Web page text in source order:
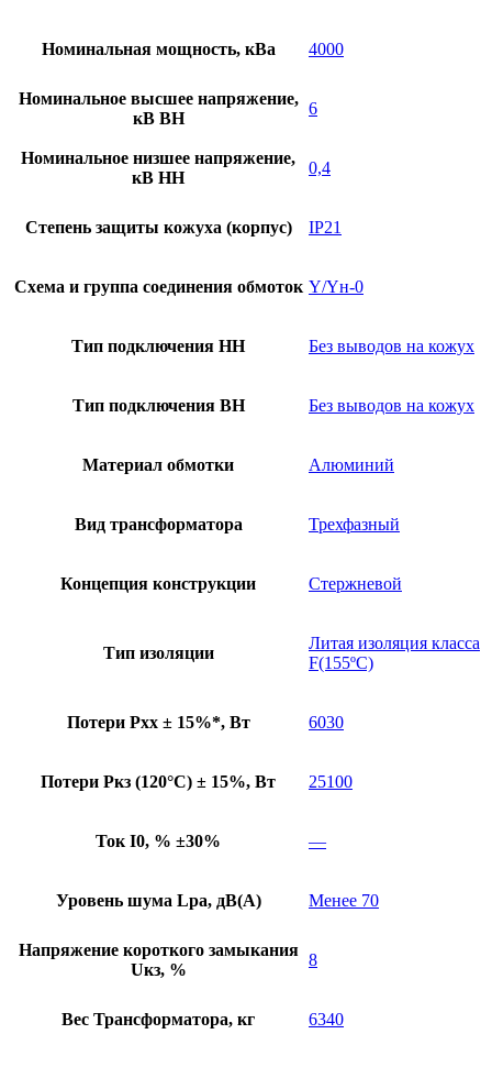
Номинальная мощность, кВа 4000
Номинальное высшее напряжение,
кВ ВН
6
Номинальное низшее напряжение,
кВ НН
0,4
Степень защиты кожуха (корпус) IP21
Схема и группа соединения обмоток Y/Yн-0
Тип подключения НН Без выводов на кожух
Тип подключения ВН Без выводов на кожух
Материал обмотки Алюминий
Вид трансформатора Трехфазный
Концепция конструкции Стержневой
Тип изоляции
Литая изоляция класса
F(155ºC)
Потери Pхх ± 15%*, Вт 6030
Потери Pкз (120°C) ± 15%, Вт 25100
Ток I0, % ±30% —
Уровень шума Lpa, дB(A) Менее 70
Напряжение короткого замыкания
Uкз, %
8
Вес Трансформатора, кг 6340